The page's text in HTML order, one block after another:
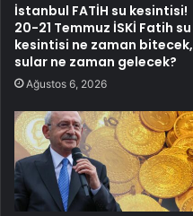
İstanbul FATİH su kesintisi!
20-21 Temmuz İSKİ Fatih su
kesintisi ne zaman bitecek,
sular ne zaman gelecek?
Ağustos 6, 2026